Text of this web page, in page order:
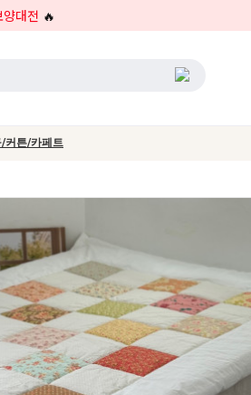
대전 🔥
/커튼/카페트